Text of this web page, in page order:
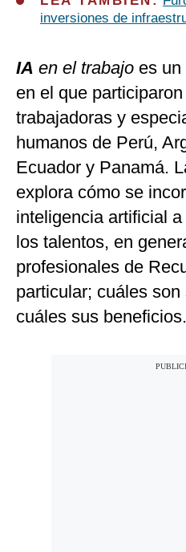
inversiones de
IA en el trabajo es un
en el que
trabajadoras y
humanos de Perú,
Ecuador y Panamá.
explora cómo se
inteligencia artificial
los talentos, en
profesionales de
particular; cuáles
cuáles sus beneficios.